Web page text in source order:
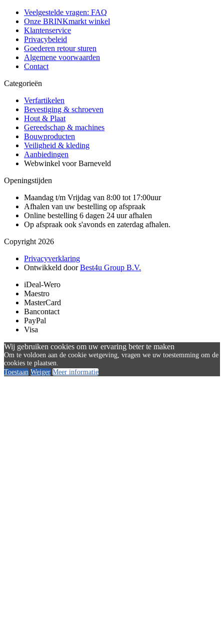
Veelgestelde vragen: FAQ
Onze BRINKmarkt winkel
Klantenservice
Privacybeleid
Goederen retour sturen
Algemene voorwaarden
Contact
Categorieën
Verfartikelen
Bevestiging & schroeven
Hout & Plaat
Gereedschap & machines
Bouwproducten
Veiligheid & kleding
Aanbiedingen
Webwinkel voor Barneveld
Openingstijden
Maandag t/m Vrijdag van 8:00 tot 17:00uur
Afhalen van uw bestelling op afspraak
Online bestelling 6 dagen 24 uur afhalen
Op afspraak ook s'avonds en zaterdag afhalen.
Copyright 2026
Privacyverklaring
Ontwikkeld doorBest4u Group B.V.
iDeal-Wero
Maestro
MasterCard
Bancontact
PayPal
Visa
Wij gebruiken cookies om uw ervaring beter te maken
Om te voldoen aan de cookie wetgeving, vragen we uw toestemming om de
cookies te plaatsen.
Toestaan Weiger Meer informatie